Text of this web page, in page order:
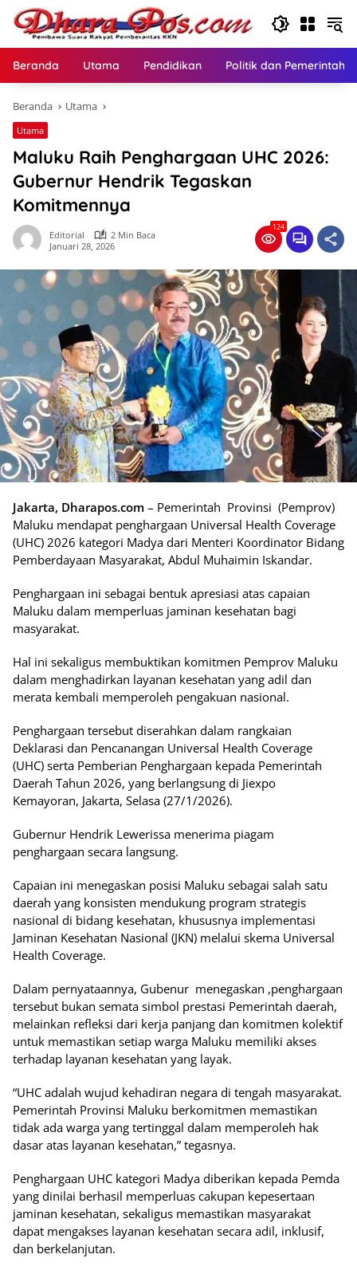
Langsung
konten
Beranda Utama Pendidikan Politik dan
Beranda Utama
Utama
Maluku Raih Penghargaan UHC 2026:
Gubernur Hendrik Tegaskan
Komitmennya
Editorial
2 Min Baca
Januari 28, 2026
124
Jakarta, Dharapos.com – Pemerintah Provinsi (Pemprov)
Maluku mendapat penghargaan Universal Health Coverage
(UHC) 2026 kategori Madya dari Menteri Koordinator Bidang
Pemberdayaan Masyarakat, Abdul Muhaimin Iskandar.
Penghargaan ini sebagai bentuk apresiasi atas capaian
Maluku dalam memperluas jaminan kesehatan bagi
masyarakat.
Hal ini sekaligus membuktikan komitmen Pemprov Maluku
dalam menghadirkan layanan kesehatan yang adil dan
merata kembali memperoleh pengakuan nasional.
Penghargaan tersebut diserahkan dalam rangkaian
Deklarasi dan Pencanangan Universal Health Coverage
(UHC) serta Pemberian Penghargaan kepada Pemerintah
Daerah Tahun 2026, yang berlangsung di Jiexpo
Kemayoran, Jakarta, Selasa (27/1/2026).
Gubernur Hendrik Lewerissa menerima piagam
penghargaan secara langsung.
Capaian ini menegaskan posisi Maluku sebagai salah satu
daerah yang konsisten mendukung program strategis
nasional di bidang kesehatan, khususnya implementasi
Jaminan Kesehatan Nasional (JKN) melalui skema Universal
Health Coverage.
Dalam pernyataannya, Gubenur menegaskan ,penghargaan
tersebut bukan semata simbol prestasi Pemerintah daerah,
melainkan refleksi dari kerja panjang dan komitmen kolektif
untuk memastikan setiap warga Maluku memiliki akses
terhadap layanan kesehatan yang layak.
“UHC adalah wujud kehadiran negara di tengah masyarakat.
Pemerintah Provinsi Maluku berkomitmen memastikan
tidak ada warga yang tertinggal dalam memperoleh hak
dasar atas layanan kesehatan,” tegasnya.
Penghargaan UHC kategori Madya diberikan kepada Pemda
yang dinilai berhasil memperluas cakupan kepesertaan
jaminan kesehatan, sekaligus memastikan masyarakat
dapat mengakses layanan kesehatan secara adil, inklusif,
dan berkelanjutan.